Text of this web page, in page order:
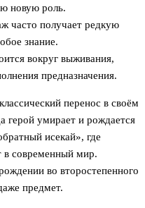
новую роль.
часто получает редкую
знание.
вокруг выживания,
предназначения.
перенос в своём
герой умирает и рождается
исекай», где
в современный мир.
во второстепенного
предмет.